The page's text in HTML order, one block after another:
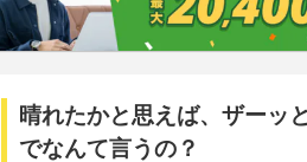
晴れたかと思えば、ザーッ
でなんて言うの？